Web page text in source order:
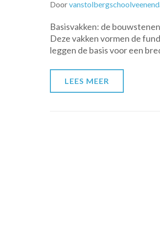
Door
Basisvakken: de
Deze vakken vormen de
leggen de basis voor een
LEES MEER